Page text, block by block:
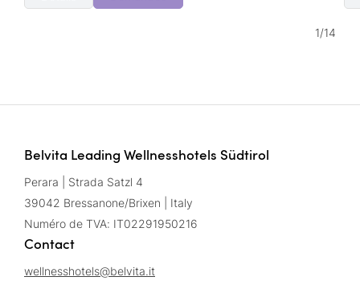
1/14
Belvita Leading Wellnesshotels Südtirol
Perara | Strada Satzl 4
39042 Bressanone/Brixen | Italy
Numéro de TVA: IT02291950216
Contact
wellnesshotels@belvita.it